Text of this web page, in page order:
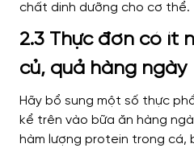
chất dinh dưỡng cho cơ thể.
2.3 Thực đơn có ít
củ, quả hàng ngày
Hãy bổ sung một số thực
kể trên vào bữa ăn hàng
hàm lượng protein trong cá,